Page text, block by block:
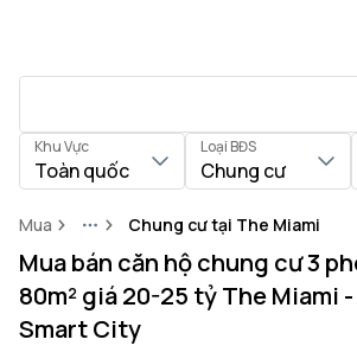
Khu Vực
Toàn quốc
Loại BĐS
Chung cư
Mua MoreChung cư tại The Miami
Mua bán căn hộ chung cư 3
80m² giá 20-25 tỷ The Miami
Smart City